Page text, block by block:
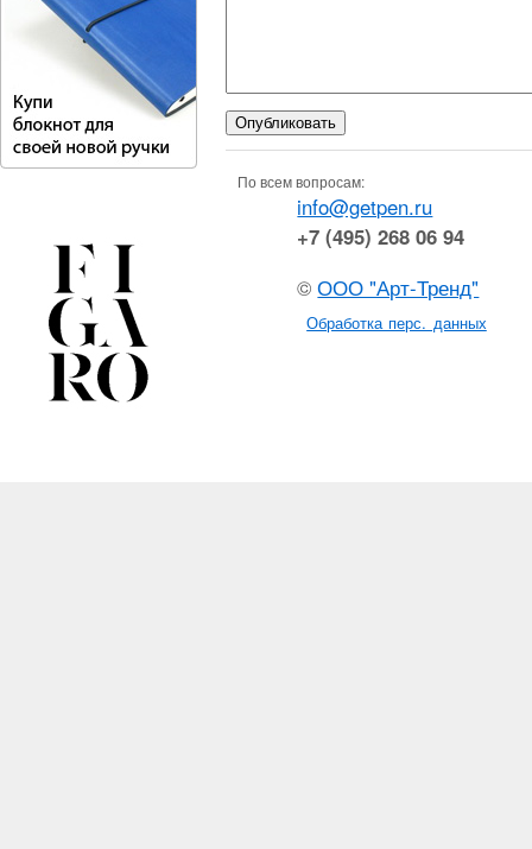
По всем вопросам:
info@getpen.ru
+7 (495) 268 06 94
©ООО "Арт-Тренд"
Обработка перс. данных